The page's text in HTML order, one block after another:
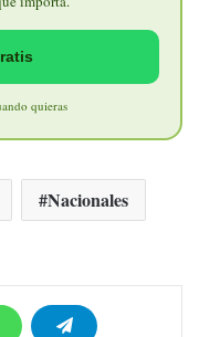
quieras
Nacionales